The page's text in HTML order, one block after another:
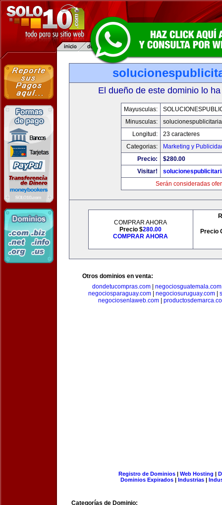
El dueño de este dominio lo
Mayusculas:
Minusculas:
Longitud:
23 caracteres
Categorias:
Marketing y
Precio:
$280.00
Visitar!
Serán consideradas
COMPRAR AHORA
Precio $280.00
COMPRAR AHORA
Precio
Otros dominios en venta:
dondetucompras.com| negociosguatemala.com
negociosparaguay.com
negociosuruguay.com
negociosenlaweb.com
Registro de Dominios| Web Hosting |
Dominios Expirados | Industrias |
Categorías de Dominio: